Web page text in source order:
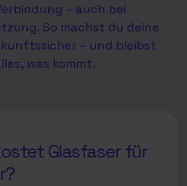
– auch bei
. So machst du deine
– und bleibst
was kommt.
Glasfaser für